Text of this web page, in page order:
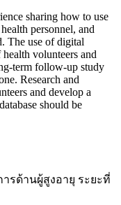
sharing how to use
personnel, and
The use of digital
volunteers and
term follow-up study
Research and
and develop a
should be
รด้านผู้สูงอายุ ระยะที่